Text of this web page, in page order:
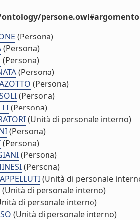
(Persona)
(Persona)
(Persona)
(Persona)
(Persona)
(Persona)
(Persona)
(Unità di personale interno)
(Persona)
(Persona)
(Persona)
(Persona)
(Unità di personale
(Unità di personale interno)
di personale interno)
(Unità di personale interno)